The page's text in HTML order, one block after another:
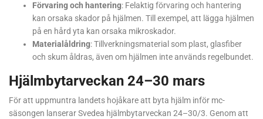
Förvaring och hantering: Felaktig förvaring och hantering
kan orsaka skador på hjälmen. Till exempel, att lägga hjälmen
på en hård yta kan orsaka mikroskador.
Materialåldring: Tillverkningsmaterial som plast, glasfiber
och skum åldras, även om hjälmen inte används regelbundet.
Hjälmbytarveckan 24–30 mars
För att uppmuntra landets hojåkare att byta hjälm inför mc-
säsongen lanserar Svedea hjälmbytarveckan 24–30/3. Genom att